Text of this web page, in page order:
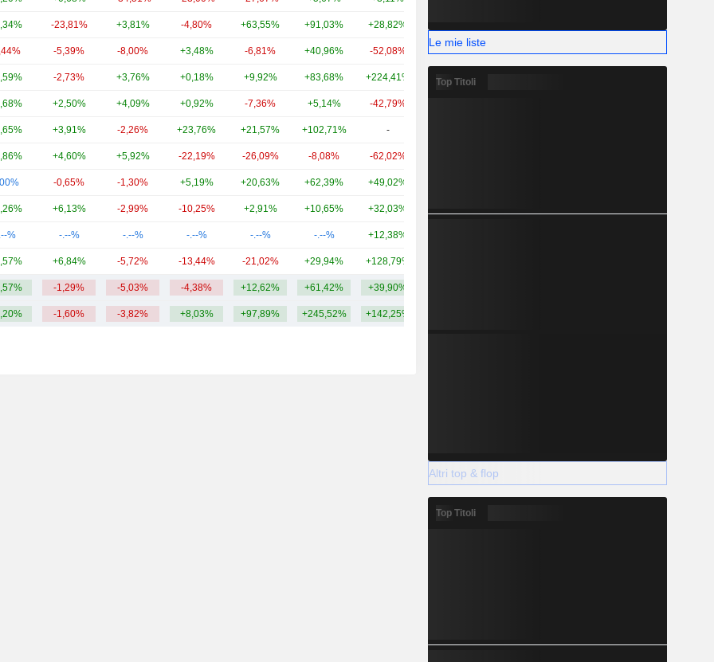
-23,81% +3,81% -4,80% +63,55% +91,03% +28,82%
-5,39% -8,00% +3,48% -6,81% +40,96% -52,08% +6,74% 2,97 Mrd
-2,73% +3,76% +0,18% +9,92% +83,68% +224,41% +103,88%
+2,50% +4,09% +0,92% -7,36% +5,14% -42,79%
+3,91% -2,26% +23,76% +21,57% +102,71% -
+4,60% +5,92% -22,19% -26,09% -8,08% -62,02%
-0,65% -1,30% +5,19% +20,63% +62,39% +49,02%
+6,13% -2,99% -10,25% +2,91% +10,65% +32,03%
% -.--% -.--% -.--% -.--% -.--% +12,38%
+6,84% -5,72% -13,44% -21,02% +29,94% +128,79%
-1,29% -5,03% -4,38% +12,62% +61,42% +39,90%
-1,60% -3,82% +8,03% +97,89% +245,52% +142,25%
Le mie liste
Top Titoli
Altri top & flop
Top Titoli